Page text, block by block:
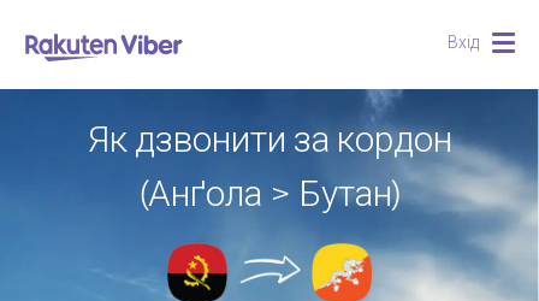
Вхід
Як дзвонити за кордон
(Анґола > Бутан)